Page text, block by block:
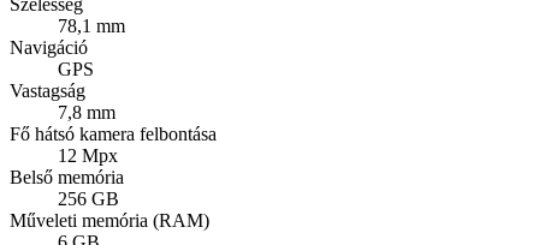
Szélesség
78,1 mm
Navigáció
GPS
Vastagság
7,8 mm
Fő hátsó kamera felbontása
12 Mpx
Belső memória
256 GB
Műveleti memória (RAM)